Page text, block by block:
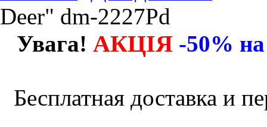
Deer" dm-2227Pd
Увага! АКЦІЯ -50%
Бесплатная доставка и